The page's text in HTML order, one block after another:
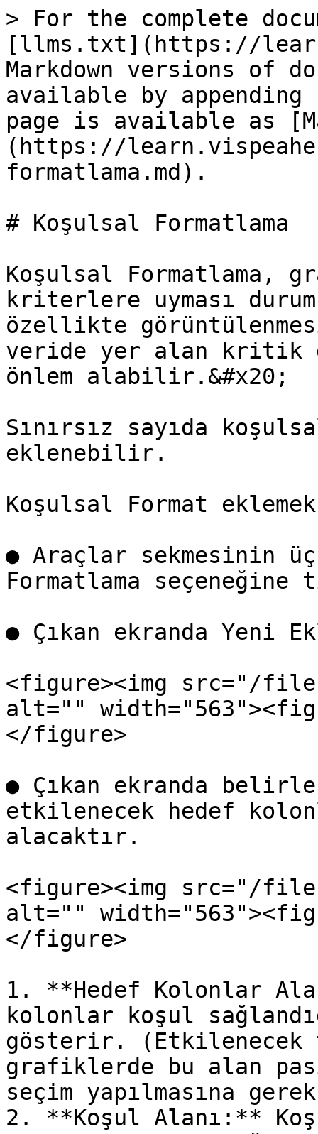
> For the complete
[llms.txt](https://
Markdown versions of
available by
page is available as
(https://
formatlama.md).
# Koşulsal Formatlama
Koşulsal Formatlama,
kriterlere uyması
özellikte
veride yer alan kritik
önlem alabilir.&#x20;
Sınırsız sayıda
eklenebilir.
Koşulsal Format
● Araçlar sekmesinin
Formatlama seçeneğine
● Çıkan ekranda Yeni
<figure><img src="/files/
alt=""
</figure>
● Çıkan ekranda
etkilenecek hedef
alacaktır.
<figure><img src="/files/
alt=""
</figure>
1. **Hedef Kolonlar
kolonlar koşul
gösterir. (Etkilenecek
grafiklerde bu alan
seçim yapılmasına
2. **Koşul Alanı:**